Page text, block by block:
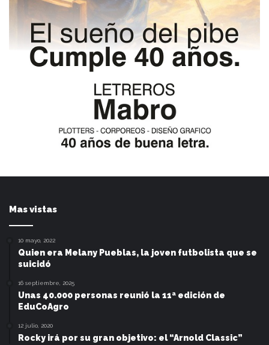
Mas vistas
10 mayo, 2022
Quien era Melany Pueblas, la joven futbolista que se
suicidó
16 septiembre, 2025
Unas 40.000 personas reunió la 11ª edición de
EduCoAgro
12 julio, 2020
Rocky irá por su gran objetivo: el “Arnold Classic”